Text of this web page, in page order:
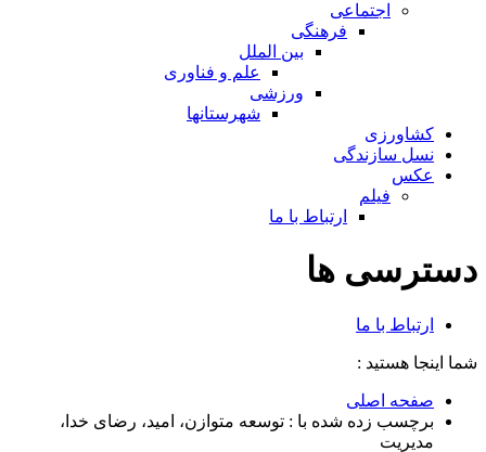
اجتماعی
فرهنگی
بین الملل
علم و فناوری
ورزشی
شهرستانها
کشاورزی
نسل سازندگی
عکس
فیلم
ارتباط با ما
دسترسی ها
ارتباط با ما
شما اینجا هستید :
صفحه اصلی
برچسب زده شده با : توسعه متوازن، امید، رضای خدا،
مدیریت